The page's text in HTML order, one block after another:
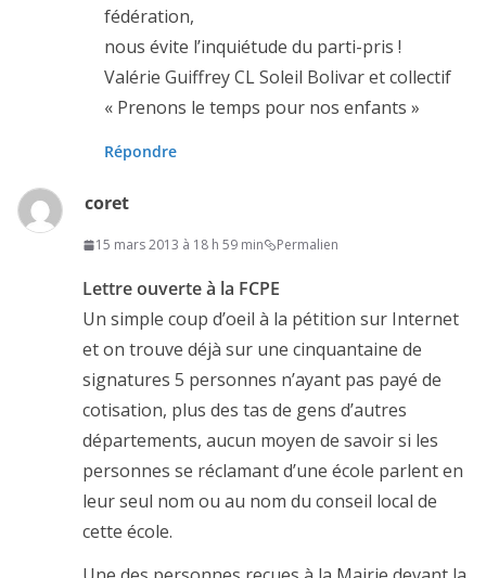
fédération,
nous évite l’inquiétude du parti-pris !
Valérie Guiffrey CL Soleil Bolivar et collectif
« Prenons le temps pour nos enfants »
Répondre
coret
15 mars 2013 à 18 h 59 min Permalien
Lettre ouverte à la FCPE
Un simple coup d’oeil à la pétition sur Internet
et on trouve déjà sur une cinquantaine de
signatures 5 personnes n’ayant pas payé de
cotisation, plus des tas de gens d’autres
départements, aucun moyen de savoir si les
personnes se réclamant d’une école parlent en
leur seul nom ou au nom du conseil local de
cette école.